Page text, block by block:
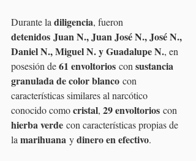
Durante la diligencia, fueron
detenidos Juan N., Juan José N., José N.,
Daniel N., Miguel N. y Guadalupe N., en
posesión de 61 envoltorios con sustancia
granulada de color blanco con
características similares al narcótico
conocido como cristal, 29 envoltorios con
hierba verde con características propias de
la marihuana y dinero en efectivo.